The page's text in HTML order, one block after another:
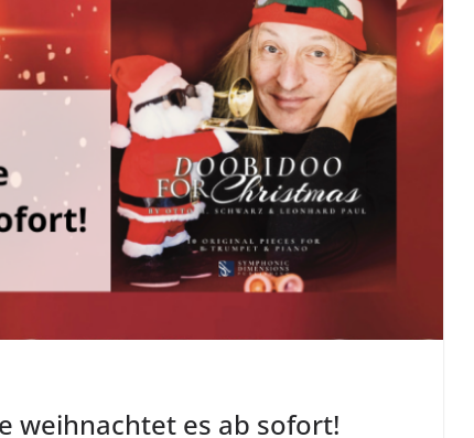
weihnachtet es ab sofort!